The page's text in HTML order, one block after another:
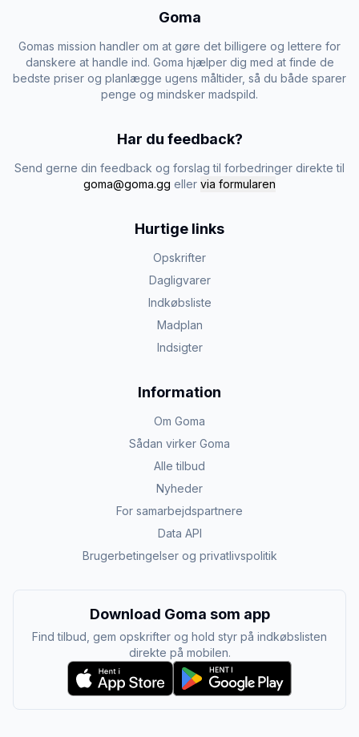
Goma
Gomas mission handler om at gøre det billigere og lettere for
danskere at handle ind. Goma hjælper dig med at finde de
bedste priser og planlægge ugens måltider, så du både sparer
penge og mindsker madspild.
Har du feedback?
Send gerne din feedback og forslag til forbedringer direkte til
goma@goma.gg eller via formularen
Hurtige links
Opskrifter
Dagligvarer
Indkøbsliste
Madplan
Indsigter
Information
Om Goma
Sådan virker Goma
Alle tilbud
Nyheder
For samarbejdspartnere
Data API
Brugerbetingelser og privatlivspolitik
Download Goma som app
Find tilbud, gem opskrifter og hold styr på indkøbslisten
direkte på mobilen.